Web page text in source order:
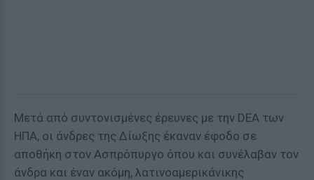
Μετά από συντονισμένες έρευνες με την DEA των
ΗΠΑ, οι άνδρες της Δίωξης έκαναν έφοδο σε
αποθήκη στον Ασπρόπυργο όπου και συνέλαβαν τον
άνδρα και έναν ακόμη, λατινοαμερικάνικης